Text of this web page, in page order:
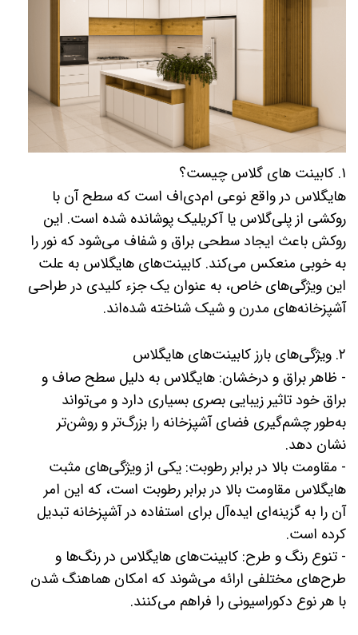
۱. کابینت های گلاس چیست؟
هایگلاس در واقع نوعی ام‌دی‌اف است که سطح آن با
روکشی از پلی‌گلاس یا آکریلیک پوشانده شده است. این
روکش باعث ایجاد سطحی براق و شفاف می‌شود که نور را
به خوبی منعکس می‌کند. کابینت‌های هایگلاس به علت
این ویژگی‌های خاص، به عنوان یک جزء کلیدی در طراحی
آشپزخانه‌های مدرن و شیک شناخته شده‌اند.
۲. ویژگی‌های بارز کابینت‌های هایگلاس
- ظاهر براق و درخشان: هایگلاس به دلیل سطح صاف و
براق خود تاثیر زیبایی بصری بسیاری دارد و می‌تواند
به‌طور چشم‌گیری فضای آشپزخانه را بزرگ‌تر و روشن‌تر
نشان دهد.
- مقاومت بالا در برابر رطوبت: یکی از ویژگی‌های مثبت
هایگلاس مقاومت بالا در برابر رطوبت است، که این امر
آن را به گزینه‌ای ایده‌آل برای استفاده در آشپزخانه تبدیل
کرده است.
- تنوع رنگ و طرح: کابینت‌های هایگلاس در رنگ‌ها و
طرح‌های مختلفی ارائه می‌شوند که امکان هماهنگ شدن
با هر نوع دکوراسیونی را فراهم می‌کنند.